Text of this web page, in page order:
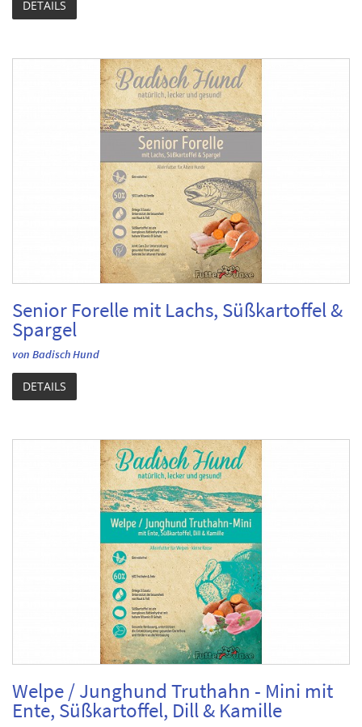
DETAILS
Senior Forelle mit Lachs, Süßkartoffel &
Spargel
von Badisch Hund
DETAILS
Welpe / Junghund Truthahn - Mini mit
Ente, Süßkartoffel, Dill & Kamille